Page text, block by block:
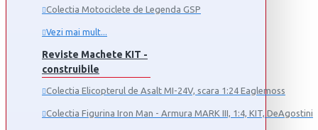
Colectia Motociclete de Legenda GSP
Vezi mai mult...
Reviste Machete KIT -
construibile
Colectia Elicopterul de Asalt MI-24V, scara 1:24 Eaglemoss
Colectia Figurina Iron Man - Armura MARK III, 1:4, KIT, DeAgostini